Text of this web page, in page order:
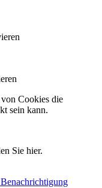
Cookies die
sein kann.
Sie hier.